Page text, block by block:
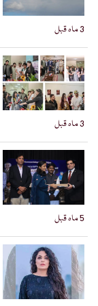
3 ماہ قبل
3 ماہ قبل
5 ماہ قبل